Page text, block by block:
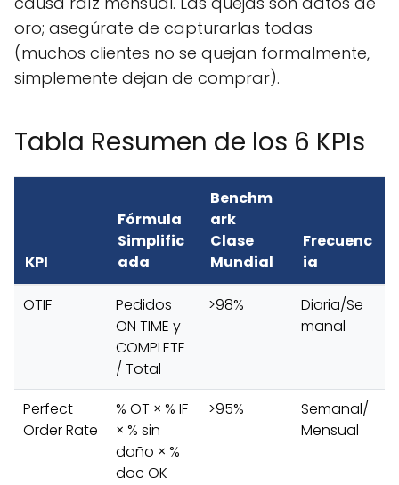
oro; asegúrate de capturarlas todas
(muchos clientes no se quejan formalmente,
simplemente dejan de comprar).
Tabla Resumen de los 6 KPIs
KPI
Fórmula
Simplific
ada
Benchm
ark
Clase
Mundial
Frecuenc
ia
OTIF
Pedidos
ON TIME y
COMPLETE
/ Total
>98%
Diaria/Se
manal
Perfect
Order Rate
% OT × % IF
× % sin
daño × %
doc OK
>95%
Semanal/
Mensual